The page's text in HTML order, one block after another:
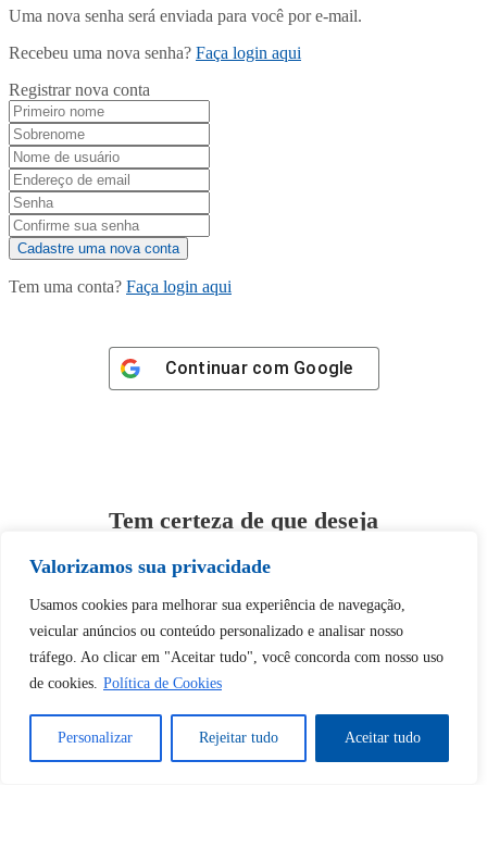
Valorizamos sua privacidade
Usamos cookies para melhorar sua experiência de navegação,
veicular anúncios ou conteúdo personalizado e analisar nosso
tráfego. Ao clicar em "Aceitar tudo", você concorda com nosso uso
de cookies. Política de Cookies
Personalizar Rejeitar tudo Aceitar tudo
Uma nova senha será enviada para você por e-mail.
Recebeu uma nova senha? Faça login aqui
Registrar nova conta
Tem uma conta? Faça login aqui
Continuar com Google
Tem certeza de que deseja
Desbloquear esquerda : 0
Sim